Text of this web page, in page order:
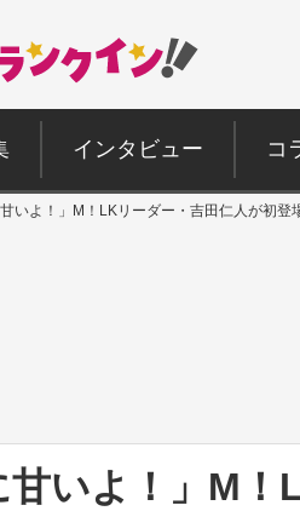
インタビュー コ
甘いよ！」M！LKリーダー・吉田仁人が初
甘いよ！」M！